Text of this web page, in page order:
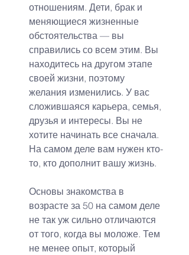
отношениям. Дети, брак и
меняющиеся жизненные
обстоятельства — вы
справились со всем этим. Вы
находитесь на другом этапе
своей жизни, поэтому
желания изменились. У вас
сложившаяся карьера, семья,
друзья и интересы. Вы не
хотите начинать все сначала.
На самом деле вам нужен кто-
то, кто дополнит вашу жизнь.
Основы знакомства в
возрасте за 50 на самом деле
не так уж сильно отличаются
от того, когда вы моложе. Тем
не менее опыт, который